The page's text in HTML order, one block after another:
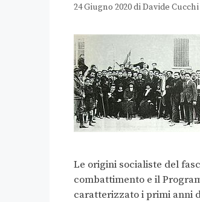
24 Giugno 2020diDavide Cucchi
Le origini socialiste del
combattimento e il
caratterizzato i primi anni